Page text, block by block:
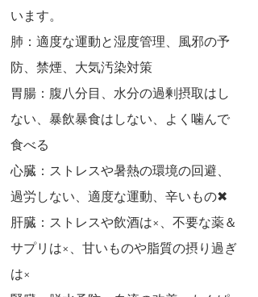
います。
肺：適度な運動と湿度管理、風邪の予
防、禁煙、大気汚染対策
胃腸：腹八分目、水分の過剰摂取はし
ない、暴飲暴食はしない、よく噛んで
食べる
心臓：ストレスや暑熱の環境の回避、
過労しない、適度な運動、辛いもの✖
肝臓：ストレスや飲酒は×、不要な薬＆
サプリは×、甘いものや脂質の摂り過ぎ
は×